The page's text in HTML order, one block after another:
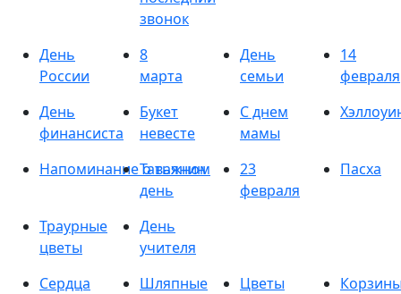
звонок
День
России
8
марта
День
семьи
14
февраля
День
финансиста
Букет
невесте
С днем
мамы
Напоминание о важном
Татьянин
день
23
февраля
Пасха
Траурные
цветы
День
учителя
Сердца
Шляпные
Цветы